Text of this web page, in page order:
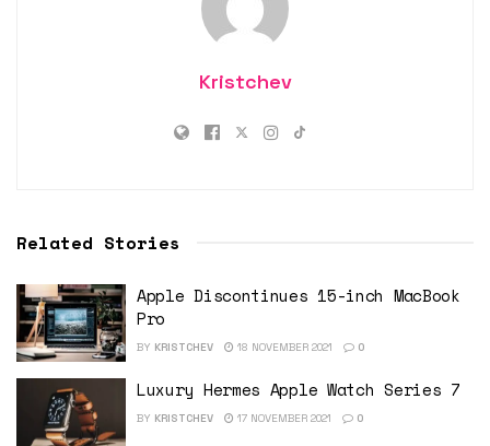
Kristchev
Related Stories
Apple Discontinues 15-inch MacBook
Pro
BY KRISTCHEV 18 NOVEMBER 2021 0
Luxury Hermes Apple Watch Series 7
BY KRISTCHEV 17 NOVEMBER 2021 0